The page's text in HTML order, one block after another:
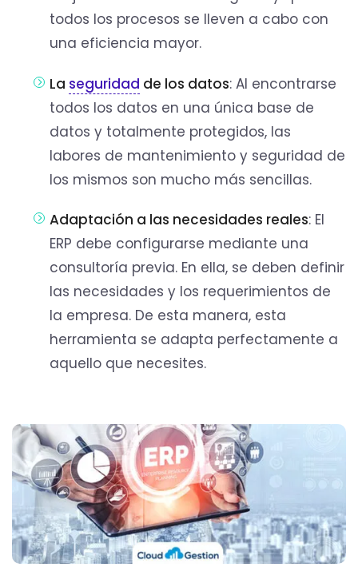
todos los procesos se lleven a cabo con
una eficiencia mayor.
La seguridad de los datos: Al encontrarse
todos los datos en una única base de
datos y totalmente protegidos, las
labores de mantenimiento y seguridad de
los mismos son mucho más sencillas.
Adaptación a las necesidades reales: El
ERP debe configurarse mediante una
consultoría previa. En ella, se deben definir
las necesidades y los requerimientos de
la empresa. De esta manera, esta
herramienta se adapta perfectamente a
aquello que necesites.